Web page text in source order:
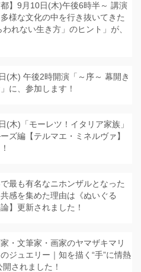
都】9月10日(木)午後6時半～ 講演
様な文化の中を行き抜いてきた
れない生き方」のヒント」が、
(木) 午後2時開演「～序～ 幕開き
に、参加します！
(木)「モーレツ！イタリア家族」
ズ編【テルマエ・ミネルヴァ】
最も有名なニホンザルとなった
感を集めた理由は《ぬいぐる
】更新されました！
・文筆家・画家のヤマザキマリ
ジュエリー｜知を描く“手”に情熱
されました！